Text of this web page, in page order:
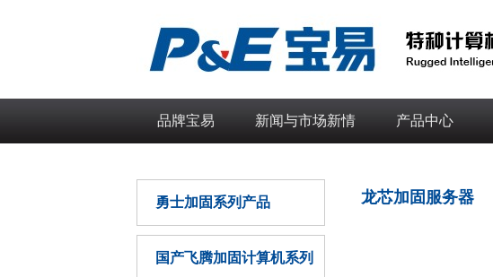
品牌宝易 新闻与市场新情 产品中心
勇士加固系列产品
国产飞腾加固计算机系列
龙芯加固服务器